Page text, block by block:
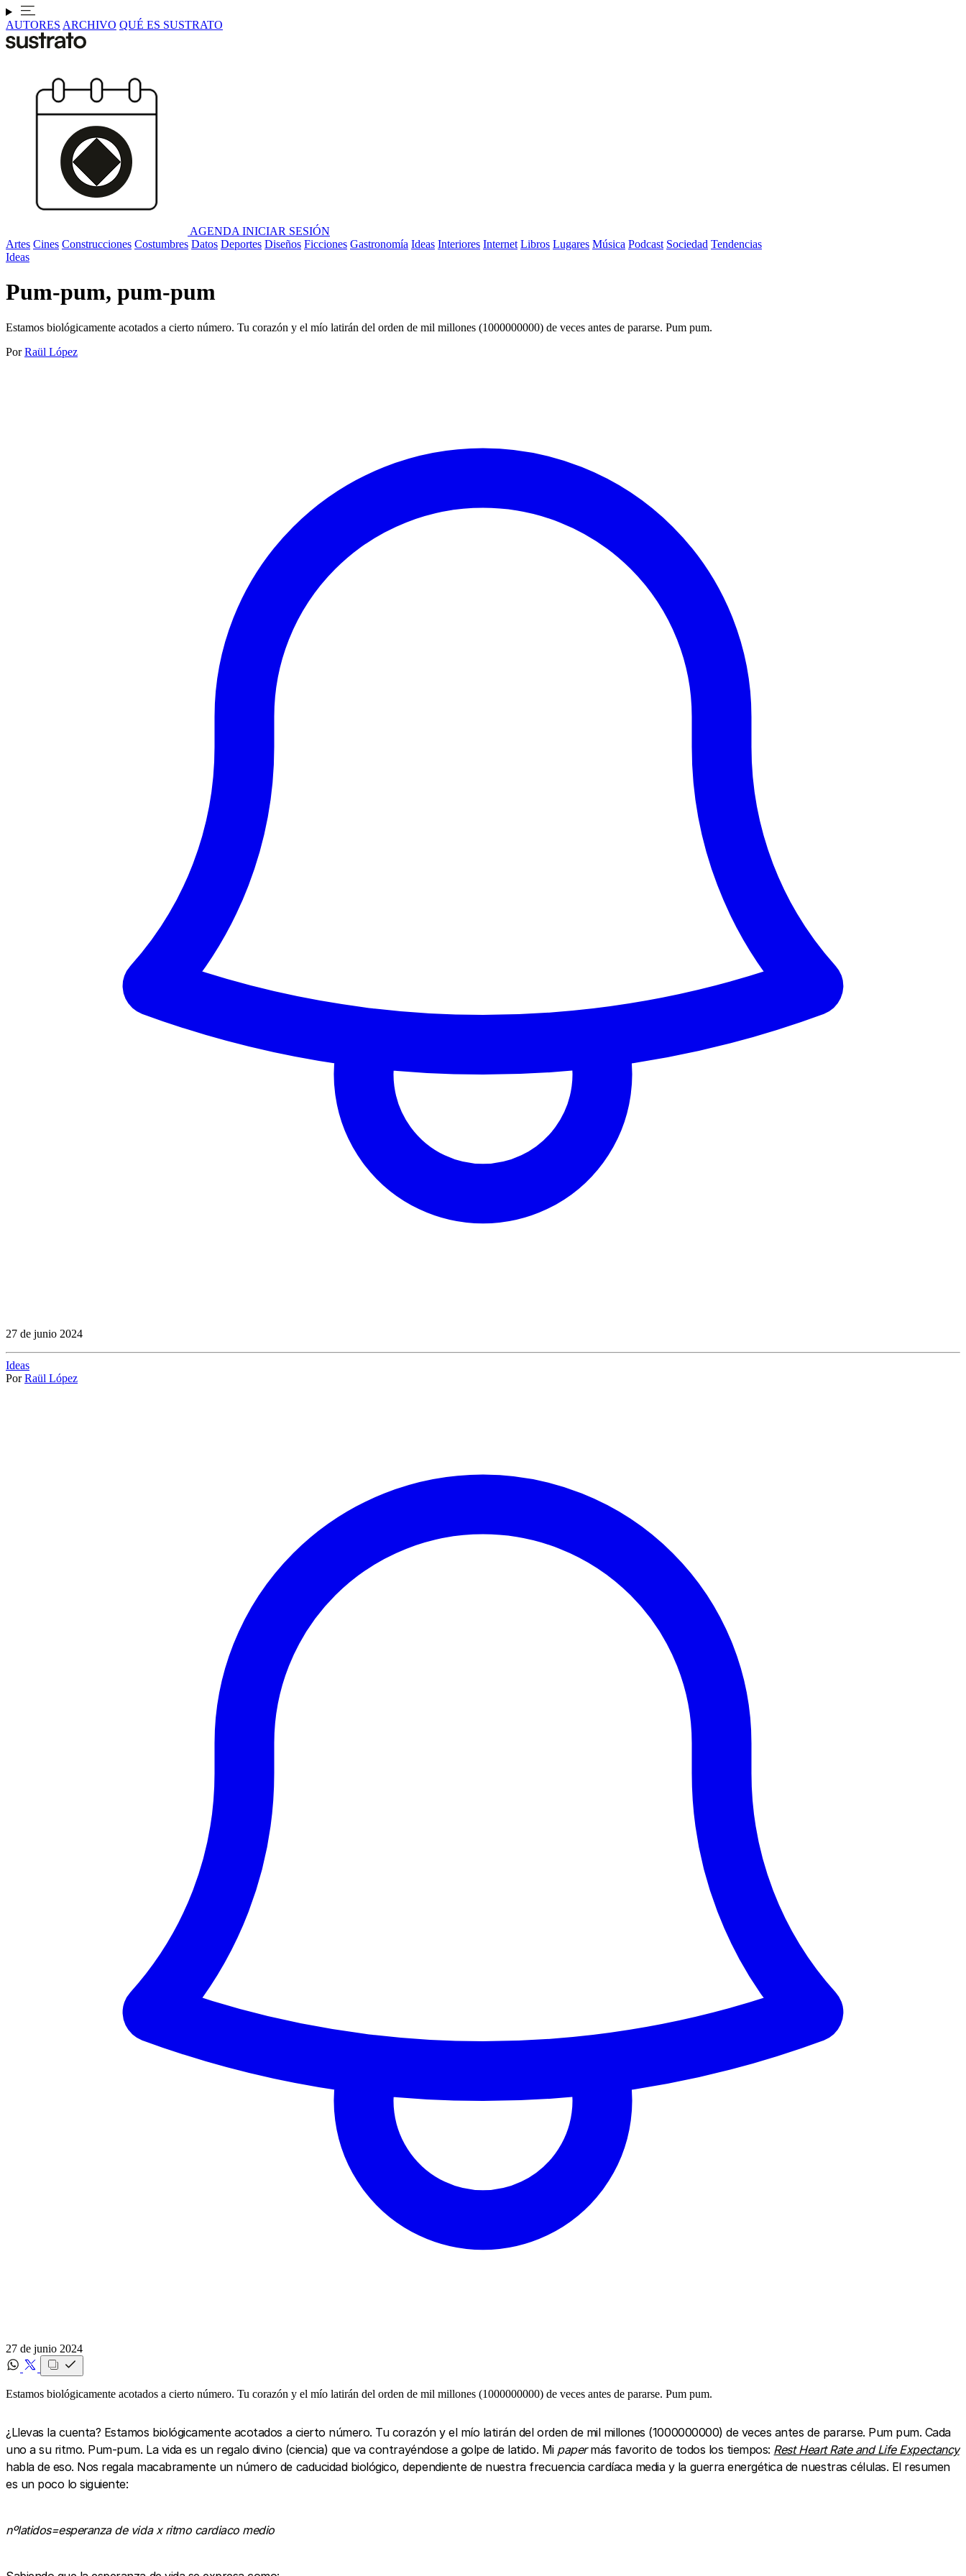
AUTORES ARCHIVO QUÉ ES SUSTRATO
AGENDA INICIAR SESIÓN
Artes Cines Construcciones Costumbres Datos Deportes Diseños Ficciones Gastronomía Ideas Interiores Internet Libros Lugares Música Podcast Sociedad Tendencias
Ideas
Pum-pum, pum-pum
Estamos biológicamente acotados a cierto número. Tu corazón y el mío latirán del orden de mil millones (1000000000) de veces antes de pararse. Pum pum.
Por Raül López
27 de junio 2024
Ideas
Por Raül López
27 de junio 2024
Estamos biológicamente acotados a cierto número. Tu corazón y el mío latirán del orden de mil millones (1000000000) de veces antes de pararse. Pum pum.
¿Llevas la cuenta? Estamos biológicamente acotados a cierto número. Tu corazón y el mío latirán del orden de mil millones (1000000000) de veces antes de pararse. Pum pum. Cada
uno a su ritmo. Pum-pum. La vida es un regalo divino (ciencia) que va contrayéndose a golpe de latido. Mi papermás favorito de todos los tiempos: Rest Heart Rate and Life Expectancy
habla de eso. Nos regala macabramente un número de caducidad biológico, dependiente de nuestra frecuencia cardíaca media y la guerra energética de nuestras células. El resumen
es un poco lo siguiente:
nºlatidos=esperanza de vida x ritmo cardiaco medio